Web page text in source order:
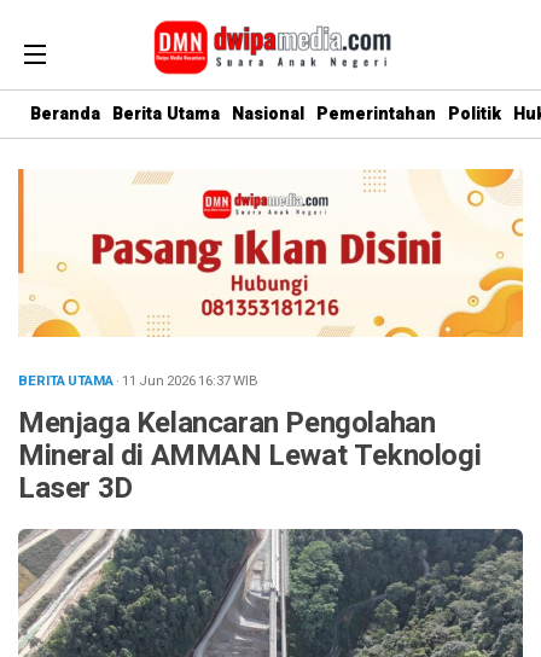
Beranda Berita Utama Nasional Pemerintahan Politik
BERITA UTAMA· 11 Jun 202616:37WIB
Menjaga Kelancaran Pengolahan
Mineral di AMMAN Lewat Teknologi
Laser 3D